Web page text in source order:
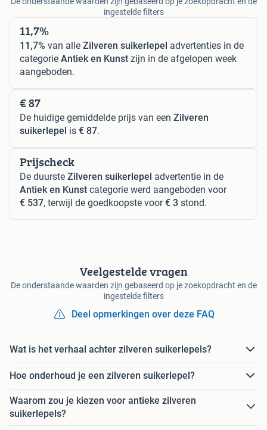
ingestelde filters
11,7%
11,7% van alle Zilveren suikerlepel advertenties in de
categorie Antiek en Kunst zijn in de afgelopen week
aangeboden.
€ 87
De huidige gemiddelde prijs van een Zilveren
suikerlepel is € 87.
Prijscheck
De duurste Zilveren suikerlepel advertentie in de
Antiek en Kunst categorie werd aangeboden voor
€ 537, terwijl de goedkoopste voor€ 3 stond.
Veelgestelde vragen
De onderstaande waarden zijn gebaseerd op je zoekopdracht en de
ingestelde filters
Deel opmerkingen over deze FAQ
Wat is het verhaal achter zilveren suikerlepels?
Hoe onderhoud je een zilveren suikerlepel?
Waarom zou je kiezen voor antieke zilveren
suikerlepels?